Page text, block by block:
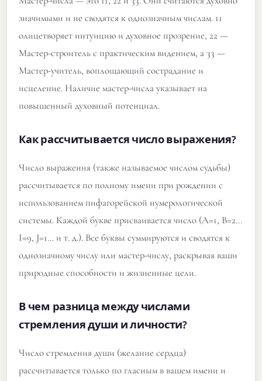
значимыми и не сводятся к однозначным числам. 11
олицетворяет интуицию и духовное прозрение, 22 —
Мастер-строитель с практическим видением, а 33 —
Мастер-учитель, воплощающий сострадание и
исцеление. Наличие мастер-числа указывает на
повышенный духовный потенциал.
Как рассчитывается число выражения?
Число выражения (также называемое числом судьбы)
рассчитывается по полному имени при рождении с
использованием пифагорейской нумерологической
системы. Каждой букве присваивается число (A=1, B=2...
I=9, J=1... и т. д.). Все буквы суммируются и сводятся к
однозначному числу или мастер-числу, раскрывая ваши
природные способности и жизненные цели.
В чем разница между числами
стремления души и личности?
Число стремления души (желание сердца)
рассчитывается только по гласным в вашем имени и